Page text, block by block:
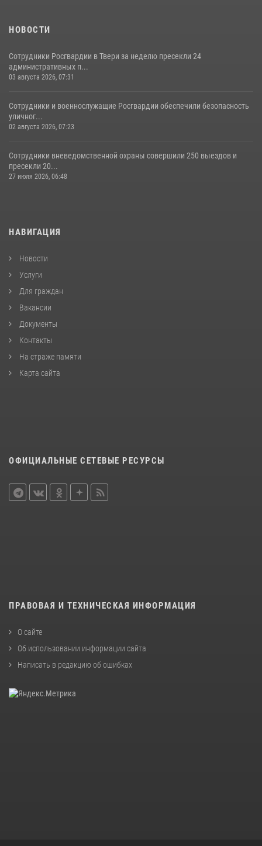
НОВОСТИ
Сотрудники Росгвардии в Твери за неделю пресекли 24
административных п...
03 августа 2026, 07:31
Сотрудники и военнослужащие Росгвардии обеспечили безопасность
уличног...
02 августа 2026, 07:23
Сотрудники вневедомственной охраны совершили 250 выездов и
пресекли 20...
27 июля 2026, 06:48
НАВИГАЦИЯ
Новости
Услуги
Для граждан
Вакансии
Документы
Контакты
На страже памяти
Карта сайта
ОФИЦИАЛЬНЫЕ СЕТЕВЫЕ РЕСУРСЫ
ПРАВОВАЯ И ТЕХНИЧЕСКАЯ ИНФОРМАЦИЯ
О сайте
Об использовании информации сайта
Написать в редакцию об ошибках